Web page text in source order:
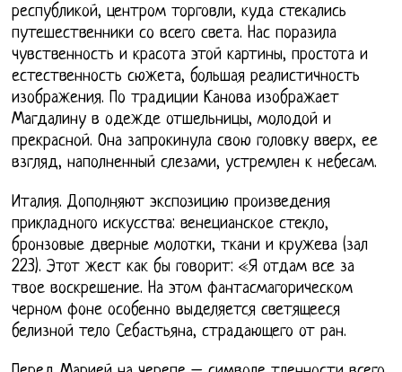
республикой, центром торговли, куда стекались
путешественники со всего света. Нас поразила
чувственность и красота этой картины, простота и
естественность сюжета, большая реалистичность
изображения. По традиции Канова изображает
Магдалину в одежде отшельницы, молодой и
прекрасной. Она запрокинула свою головку вверх, ее
взгляд, наполненный слезами, устремлен к небесам.
Италия. Дополняют экспозицию произведения
прикладного искусства: венецианское стекло,
бронзовые дверные молотки, ткани и кружева (зал
223). Этот жест как бы говорит: «Я отдам все за
твое воскрешение. На этом фантасмагорическом
черном фоне особенно выделяется светящееся
белизной тело Себастьяна, страдающего от ран.